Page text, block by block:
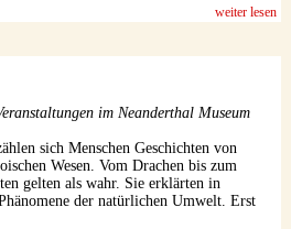
weiter lesen
im Neanderthal Museum
sich Menschen Geschichten von
Wesen. Vom Drachen bis zum
gelten als wahr. Sie erklärten in
der natürlichen Umwelt. Erst